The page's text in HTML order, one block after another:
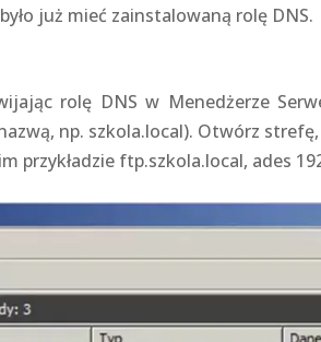
już mieć zainstalowaną rolę DNS.
rolę DNS w Menedżerze
np. szkola.local). Otwórz
przykładzie ftp.szkola.local, ades